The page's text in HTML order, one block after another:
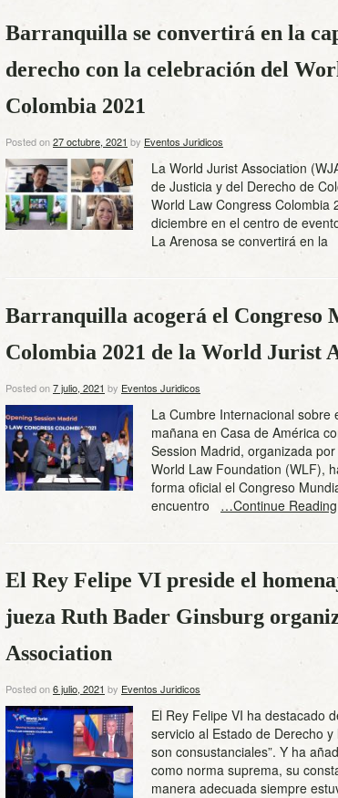
Barranquilla se convertirá en la
derecho con la celebración del
Colombia 2021
Posted on27 octubre, 2021 by Eventos Juridicos
La World Jurist Association
de Justicia y del Derecho de
World Law Congress Colombia
diciembre en el centro de
La Arenosa se convertirá en la
Barranquilla acogerá el Congreso
Colombia 2021 de la World Jurist
Posted on7 julio, 2021 by Eventos Juridicos
La Cumbre Internacional sobre
mañana en Casa de América
Session Madrid, organizada
World Law Foundation (WLF),
forma oficial el Congreso
encuentro …Continue Reading
El Rey Felipe VI preside el
jueza Ruth Bader Ginsburg
Association
Posted on6 julio, 2021 by Eventos Juridicos
El Rey Felipe VI ha destacado
servicio al Estado de Derecho
son consustanciales”. Y ha
como norma suprema, su
manera adecuada siempre